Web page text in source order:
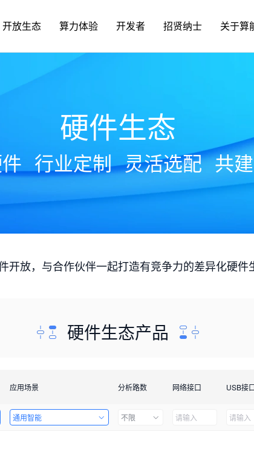
开放生态 算力体验 开发者 招贤纳士 关于算
硬件生态
行业定制 灵活选配 共
开放，与合作伙伴一起打造有竞争力的差异化硬件
硬件生态产品
应用场景 分析路数 网络接口 USB接
通用智能 不限